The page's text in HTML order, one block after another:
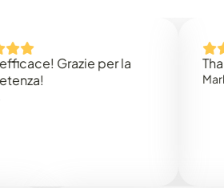
Grazie per la
Thank
Mark N.